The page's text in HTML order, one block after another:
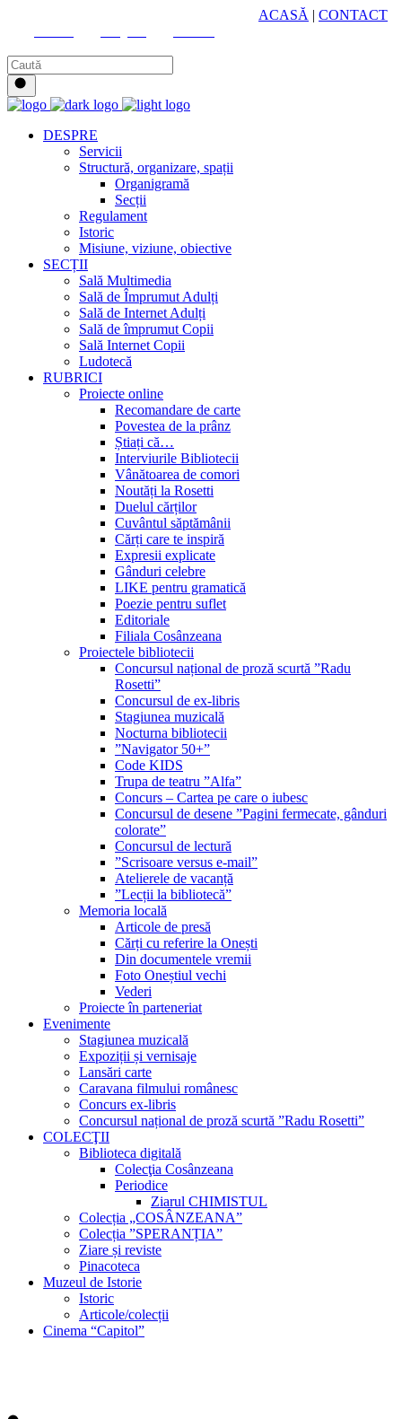
ACASĂ | CONTACT
DESPRE
Servicii
Structură, organizare, spații
Organigramă
Secții
Regulament
Istoric
Misiune, viziune, obiective
SECȚII
Sală Multimedia
Sală de Împrumut Adulți
Sală de Internet Adulți
Sală de împrumut Copii
Sală Internet Copii
Ludotecă
RUBRICI
Proiecte online
Recomandare de carte
Povestea de la prânz
Știați că…
Interviurile Bibliotecii
Vânătoarea de comori
Noutăți la Rosetti
Duelul cărților
Cuvântul săptămânii
Cărți care te inspiră
Expresii explicate
Gânduri celebre
LIKE pentru gramatică
Poezie pentru suflet
Editoriale
Filiala Cosânzeana
Proiectele bibliotecii
Concursul național de proză scurtă ”Radu
Rosetti”
Concursul de ex-libris
Stagiunea muzicală
Nocturna bibliotecii
”Navigator 50+”
Code KIDS
Trupa de teatru ”Alfa”
Concurs – Cartea pe care o iubesc
Concursul de desene ”Pagini fermecate, gânduri
colorate”
Concursul de lectură
”Scrisoare versus e-mail”
Atelierele de vacanță
”Lecții la bibliotecă”
Memoria locală
Articole de presă
Cărți cu referire la Onești
Din documentele vremii
Foto Oneștiul vechi
Vederi
Proiecte în parteneriat
Evenimente
Stagiunea muzicală
Expoziții și vernisaje
Lansări carte
Caravana filmului românesc
Concurs ex-libris
Concursul național de proză scurtă ”Radu Rosetti”
COLECŢII
Biblioteca digitală
Colecţia Cosânzeana
Periodice
Ziarul CHIMISTUL
Colecția „COSÂNZEANA”
Colecția ”SPERANȚIA”
Ziare și reviste
Pinacoteca
Muzeul de Istorie
Istoric
Articole/colecții
Cinema “Capitol”